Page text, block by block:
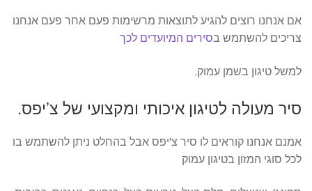
אם אנחנו רוצים להגיע לתוצאות מרשימות פעם אחר פעם אנחנו
צריכים להשתמש בסירים המיועדים לכך
למשל טיגון בשמן עמוק.
סיר מעולה לטיגון איכותי ומקצועי של צ’יפס.
אמנם אנחנו קוראים לו סיר צ'יפס אבל בהחלט ניתן להשתמש בו
לכל סוגי המזון בטיגון עמוק